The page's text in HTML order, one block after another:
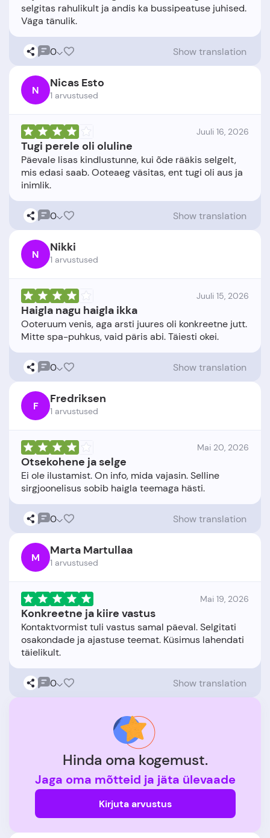
selgitas rahulikult ja andis ka bussipeatuse juhised.
0 Show translation
N Nicas Esto
1 arvustused
Juuli 16, 2026
Tugi perele oli oluline
Päevale lisas kindlustunne, kui õde rääkis selgelt,
mis edasi saab. Ooteaeg väsitas, ent tugi oli aus ja
0 Show translation
N Nikki
1 arvustused
Juuli 15, 2026
Haigla nagu haigla ikka
Ooteruum venis, aga arsti juures oli konkreetne jutt.
0 Show translation
F Fredriksen
1 arvustused
Mai 20, 2026
Otsekohene ja selge
Ei ole ilustamist. On info, mida vajasin. Selline
0 Show translation
M Marta Martullaa
1 arvustused
Mai 19, 2026
Konkreetne ja kiire vastus
Kontaktvormist tuli vastus samal päeval. Selgitati
osakondade ja ajastuse teemat. Küsimus lahendati
0 Show translation
Hinda oma kogemust.
Jaga oma mõtteid ja jäta ülevaade
Kirjuta arvustus